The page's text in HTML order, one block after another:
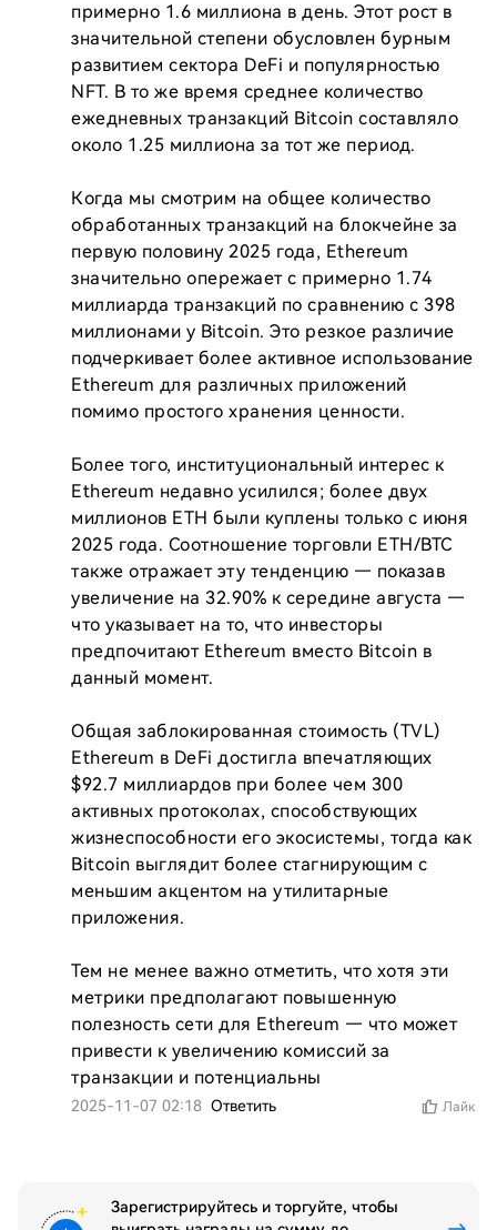
примерно 1.6 миллиона в день. Этот рост в
значительной степени обусловлен бурным
развитием сектора DeFi и популярностью
NFT. В то же время среднее количество
ежедневных транзакций Bitcoin составляло
около 1.25 миллиона за тот же период.
Когда мы смотрим на общее количество
обработанных транзакций на блокчейне за
первую половину 2025 года, Ethereum
значительно опережает с примерно 1.74
миллиарда транзакций по сравнению с 398
миллионами у Bitcoin. Это резкое различие
подчеркивает более активное использование
Ethereum для различных приложений
помимо простого хранения ценности.
Более того, институциональный интерес к
Ethereum недавно усилился; более двух
миллионов ETH были куплены только с июня
2025 года. Соотношение торговли ETH/BTC
также отражает эту тенденцию — показав
увеличение на 32.90% к середине августа —
что указывает на то, что инвесторы
предпочитают Ethereum вместо Bitcoin в
данный момент.
Общая заблокированная стоимость (TVL)
Ethereum в DeFi достигла впечатляющих
$92.7 миллиардов при более чем 300
активных протоколах, способствующих
жизнеспособности его экосистемы, тогда как
Bitcoin выглядит более стагнирующим с
меньшим акцентом на утилитарные
приложения.
Тем не менее важно отметить, что хотя эти
метрики предполагают повышенную
полезность сети для Ethereum — что может
привести к увеличению комиссий за
транзакции и потенциальны
2025-11-07 02:18 Ответить Лайк
Зарегистрируйтесь и торгуйте, чтобы